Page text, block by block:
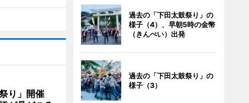
り」開催
過去の「下田太鼓祭り」の
様子（4）、早朝5時の金幣
（きんぺい）出発
過去の「下田太鼓祭り」の
様子（3）